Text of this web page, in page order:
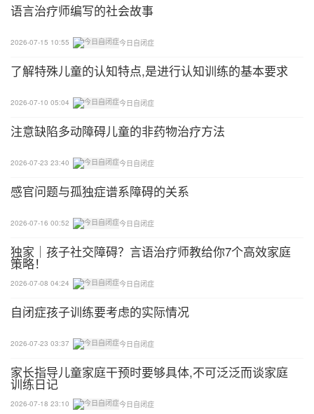
语言治疗师编写的社会故事
2026-07-15 10:55 今日自闭症
了解特殊儿童的认知特点,是进行认知训练的基本要求
2026-07-10 05:04 今日自闭症
注意缺陷多动障碍儿童的非药物治疗方法
2026-07-23 23:40 今日自闭症
感官问题与孤独症谱系障碍的关系
2026-07-16 00:52 今日自闭症
独家｜孩子社交障碍？言语治疗师教给你7个高效家庭
策略！
2026-07-08 04:24 今日自闭症
自闭症孩子训练要考虑的实际情况
2026-07-23 03:37 今日自闭症
家长指导儿童家庭干预时要够具体,不可泛泛而谈家庭
训练日记
2026-07-18 23:10 今日自闭症